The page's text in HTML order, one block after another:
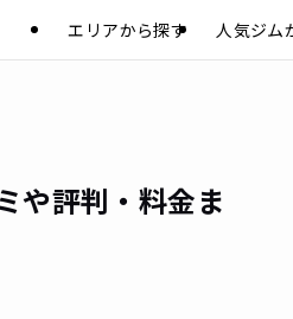
エリアから探す 人気ジム
や評判・料金ま